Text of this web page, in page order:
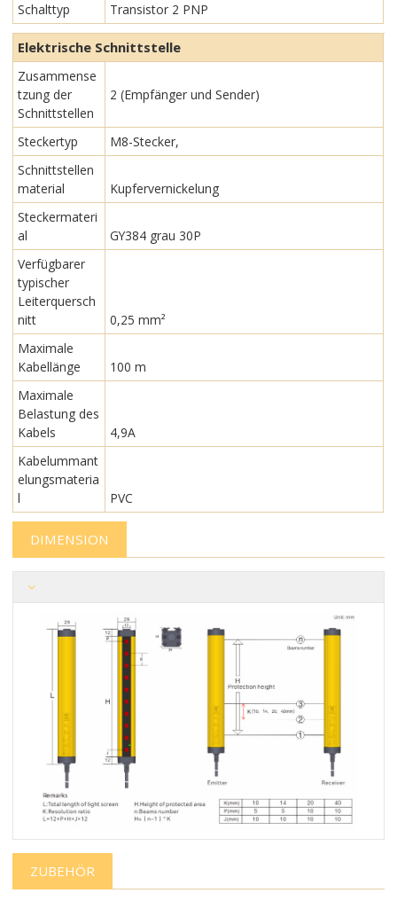
Schalttyp Transistor 2 PNP
Elektrische Schnittstelle
Zusammense
tzung der
Schnittstellen
2 (Empfänger und Sender)
Steckertyp
M8-Stecker,
Schnittstellen
material
Kupfervernickelung
Steckermateri
al
GY384 grau 30P
Verfügbarer
typischer
Leiterquersch
nitt
0,25 mm²
Maximale
Kabellänge
100 m
Maximale
Belastung des
Kabels
4,9A
Kabelummant
elungsmateria
l
PVC
DIMENSION
ZUBEHÖR